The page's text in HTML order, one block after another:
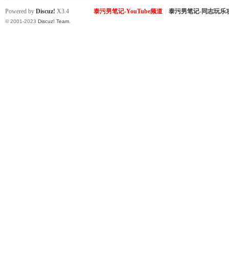
泰污男笔记-YouTube频道 泰污男笔记-同志玩乐
Powered by Discuz! X3.4
© 2001-2023 Discuz! Team.